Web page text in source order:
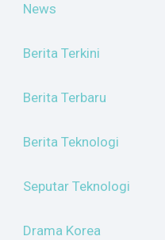
News
Berita Terkini
Berita Terbaru
Berita Teknologi
Seputar Teknologi
Drama Korea